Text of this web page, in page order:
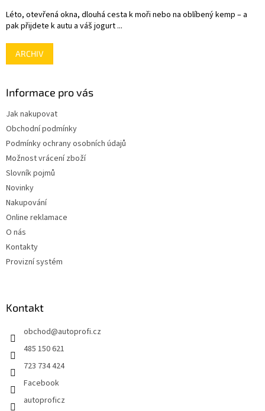
Léto, otevřená okna, dlouhá cesta k moři nebo na oblíbený kemp – a
pak přijdete k autu a váš jogurt ...
ARCHIV
Informace pro vás
Jak nakupovat
Obchodní podmínky
Podmínky ochrany osobních údajů
Možnost vrácení zboží
Slovník pojmů
Novinky
Nakupování
Online reklamace
O nás
Kontakty
Provizní systém
Kontakt
obchod@autoprofi.cz
485 150 621
723 734 424
Facebook
autoproficz